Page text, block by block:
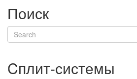
Поиск
Search
Cплит-системы